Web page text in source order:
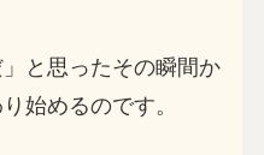
」と思ったその瞬間か
始めるのです。